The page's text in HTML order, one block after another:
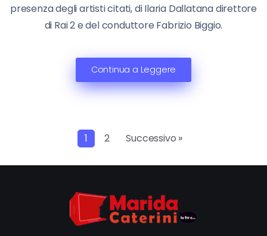
presenza degli artisti citati, di Ilaria Dallatana direttore
di Rai 2 e del conduttore Fabrizio Biggio.
Continua a Leggere
1 2 Successivo »